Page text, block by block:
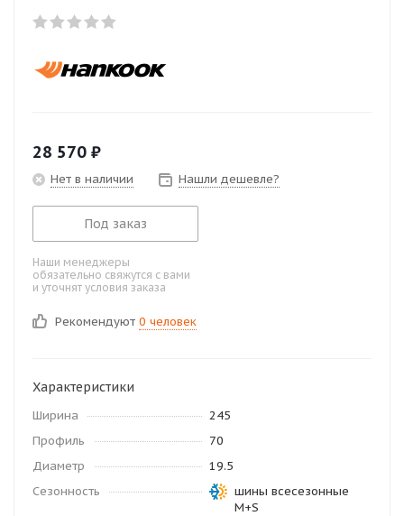
28 570 ₽
Нет в наличии Нашли дешевле?
Под заказ
Наши менеджеры
обязательно свяжутся с вами
и уточнят условия заказа
Рекомендуют 0 человек
Характеристики
Ширина
245
Профиль
70
Диаметр
19.5
Сезонность
шины всесезонные
M+S